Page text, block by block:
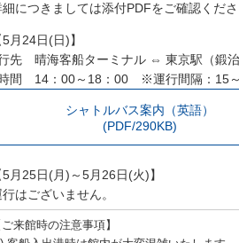
細につきましては添付PDFをご確認くだ
5月24日(日)】
先 晴海客船ターミナル ⇔ 東京駅（鍛
間 14：00～18：00 ※運行間隔：15
シャトルバス案内（英語）
(PDF/290KB)
5月25日(月)～5月26日(火)】
はございません。
ご来館時の注意事項】